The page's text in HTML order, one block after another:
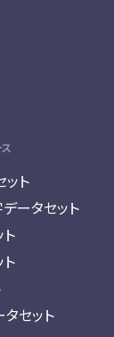
ト
ータセット
セット